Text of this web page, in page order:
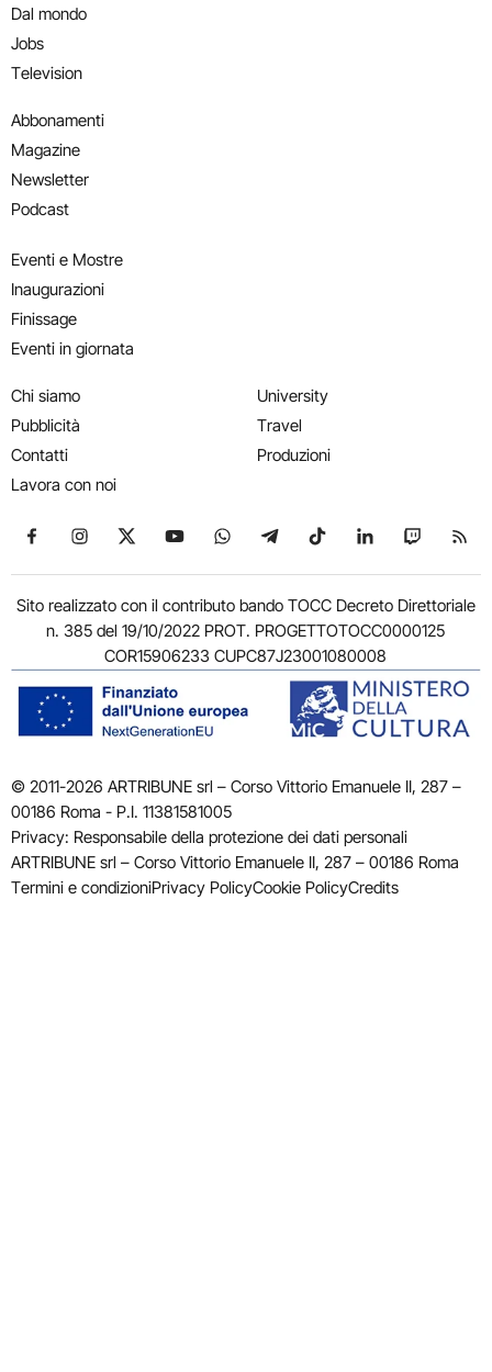
Dal mondo
Jobs
Television
Abbonamenti
Magazine
Newsletter
Podcast
Eventi e Mostre
Inaugurazioni
Finissage
Eventi in giornata
Chi siamo
Pubblicità
Contatti
Lavora con noi
University
Travel
Produzioni
Seguici su Facebook
Seguici su Instagram
Seguici su X
Seguici su YouTube
Seguici su WhatsApp
Seguici su Telegram
Seguici su TikTok
Seguici su
Seguici
Sito realizzato con il contributo bando TOCC Decreto Direttoriale
n. 385 del 19/10/2022 PROT. PROGETTOTOCC0000125
COR15906233 CUPC87J23001080008
© 2011-2026 ARTRIBUNE srl – Corso Vittorio Emanuele II, 287 –
00186 Roma - P.I. 11381581005
Privacy: Responsabile della protezione dei dati personali
ARTRIBUNE srl – Corso Vittorio Emanuele II, 287 – 00186 Roma
Termini e condizioniPrivacy PolicyCookie PolicyCredits